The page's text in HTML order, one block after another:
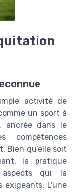
activité de
un sport à
ancrée dans le
compétences
Bien qu'elle soit
la pratique
aspects qui la
exigeants. L'une